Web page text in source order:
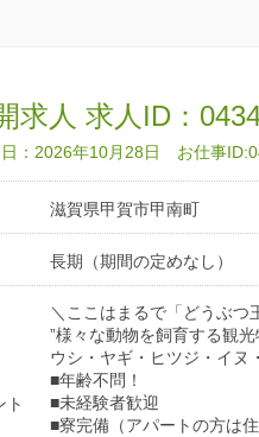
求人 求人ID：
：2026年10月28日 お仕事
滋賀県甲賀市甲南町
長期（期間の定めなし）
ト
＼ここはまるで「どうぶつ
”様々な動物を飼育する観光
ウシ・ヤギ・ヒツジ・イヌ
■年齢不問！
■未経験者歓迎
■寮完備（アパートの方は住